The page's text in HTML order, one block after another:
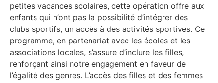
petites vacances scolaires, cette opération offre aux
enfants qui n’ont pas la possibilité d’intégrer des
clubs sportifs, un accès à des activités sportives. Ce
programme, en partenariat avec les écoles et les
associations locales, s’assure d’inclure les filles,
renforçant ainsi notre engagement en faveur de
l’égalité des genres. L’accès des filles et des femmes